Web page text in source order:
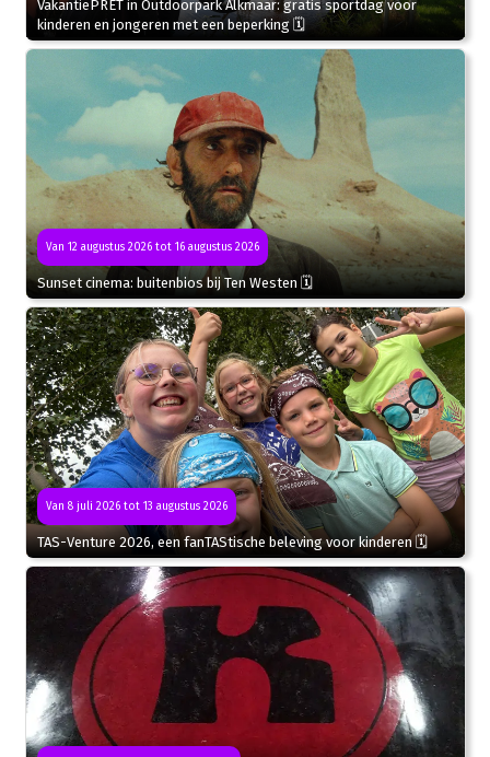
VakantiePRET in Outdoorpark Alkmaar: gratis sportdag voor
kinderen en jongeren met een beperking 🗓
Van 12 augustus 2026 tot 16 augustus 2026
Sunset cinema: buitenbios bij Ten Westen 🗓
Van 8 juli 2026 tot 13 augustus 2026
TAS-Venture 2026, een fanTAStische beleving voor kinderen 🗓